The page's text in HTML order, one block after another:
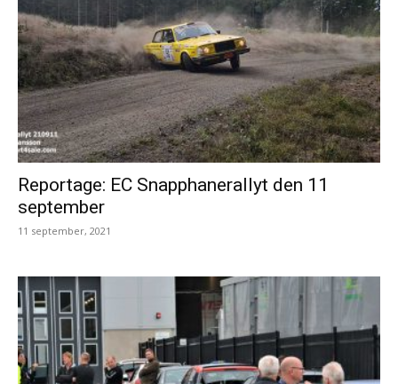
Reportage: EC Snapphanerallyt den 11
september
11 september, 2021